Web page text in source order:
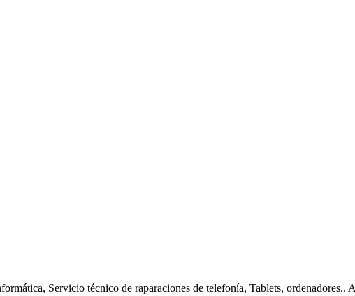
Servicio técnico de raparaciones de telefonía, Tablets, ordenadores..